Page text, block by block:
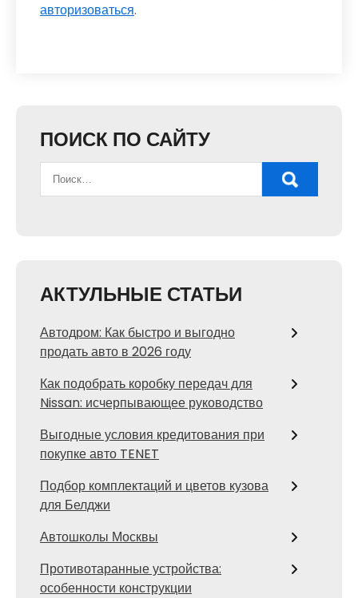
авторизоваться.
ПОИСК ПО САЙТУ
АКТУЛЬНЫЕ СТАТЬИ
Автодром: Как быстро и выгодно
продать авто в 2026 году
Как подобрать коробку передач для
Nissan: исчерпывающее руководство
Выгодные условия кредитования при
покупке авто TENET
Подбор комплектаций и цветов кузова
для Белджи
Автошколы Москвы
Противотаранные устройства:
особенности конструкции